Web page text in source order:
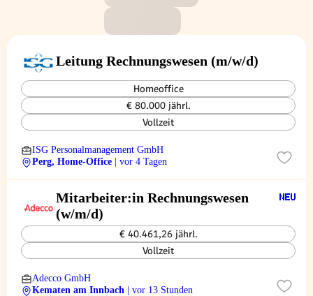
Leitung Rechnungswesen (m/w/d)
Homeoffice
€ 80.000 jährl.
Vollzeit
ISG Personalmanagement GmbH
Perg, Home-Office
| vor 4 Tagen
Mitarbeiter:in Rechnungswesen
(w/m/d)
€ 40.461,26 jährl.
Vollzeit
Adecco GmbH
Kematen am Innbach
| vor 13 Stunden